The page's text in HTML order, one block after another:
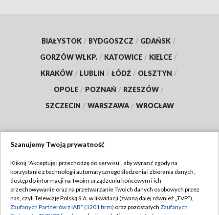
BIAŁYSTOK / BYDGOSZCZ / GDAŃSK /
GORZÓW WLKP. / KATOWICE / KIELCE /
KRAKÓW / LUBLIN / ŁÓDŹ / OLSZTYN /
OPOLE / POZNAŃ / RZESZÓW /
SZCZECIN / WARSZAWA / WROCŁAW
TVP
Abonament TVP
Emisja w TVP
Regulamin TVP
Polityka prywatności
Szanujemy Twoją prywatność
Kliknij "Akceptuję i przechodzę do serwisu", aby wyrazić zgody na
korzystanie z technologii automatycznego śledzenia i zbierania danych,
dostęp do informacji na Twoim urządzeniu końcowym i ich
przechowywanie oraz na przetwarzanie Twoich danych osobowych przez
nas, czyli Telewizję Polską S.A. w likwidacji (zwaną dalej również „TVP”),
Zaufanych Partnerów z IAB* (1201 firm) oraz pozostałych Zaufanych